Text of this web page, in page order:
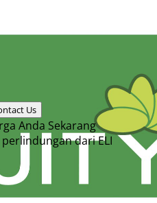
Us
Anda Sekarang
dari ELI